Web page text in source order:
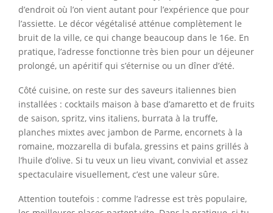
d’endroit où l’on vient autant pour l’expérience que pour
l’assiette. Le décor végétalisé atténue complètement le
bruit de la ville, ce qui change beaucoup dans le 16e. En
pratique, l’adresse fonctionne très bien pour un déjeuner
prolongé, un apéritif qui s’éternise ou un dîner d’été.
Côté cuisine, on reste sur des saveurs italiennes bien
installées : cocktails maison à base d’amaretto et de fruits
de saison, spritz, vins italiens, burrata à la truffe,
planches mixtes avec jambon de Parme, encornets à la
romaine, mozzarella di bufala, gressins et pains grillés à
l’huile d’olive. Si tu veux un lieu vivant, convivial et assez
spectaculaire visuellement, c’est une valeur sûre.
Attention toutefois : comme l’adresse est très populaire,